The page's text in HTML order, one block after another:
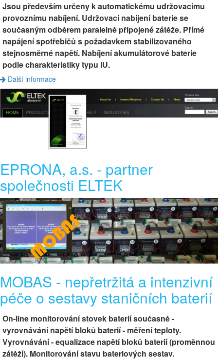
Jsou především určeny k automatickému udržovacímu
provoznímu nabíjení. Udržovací nabíjení baterie se
současným odběrem paralelně připojené zátěže. Přímé
napájení spotřebičů s požadavkem stabilizovaného
stejnosměrné napětí. Nabíjení akumulátorové baterie
podle charakteristiky typu IU.
Další informace
EPRONA, a.s. - partner
společnosti ELTEK
MOBAS - nepřetržitá a intenzivní
péče o sestavy staničních baterií
On-line monitorování stovek baterií současně -
vyrovnávání napětí bloků baterií - měření teploty.
Vyrovnávání - equalizace napětí bloků baterií (proměnnou
zátěží). Monitorování stavu bateriových sestav.